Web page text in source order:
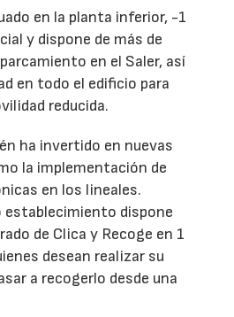
en la planta inferior, -1
y dispone de más de
en el Saler, así
en todo el edificio para
reducida.
ha invertido en nuevas
la implementación de
en los lineales.
establecimiento dispone
de Clica y Recoge en 1
desean realizar su
a recogerlo desde una